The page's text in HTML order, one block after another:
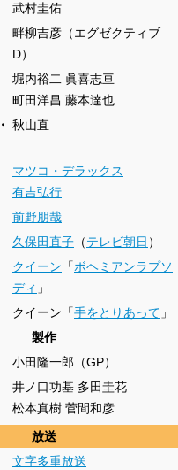
武村圭佑
畔柳吉彦 （エグゼクティブ
D）
堀内裕二 眞喜志亘
町田洋昌 藤本達也
秋山直
マツコ・デラックス
有吉弘行
前野朋哉
久保田直子 （テレビ朝日 ）
クイーン 「ボヘミアンラプソ
ディ 」
クイーン「手をとりあって 」
製作
小田隆一郎 （GP）
井ノ口功基 多田圭花
松本真樹 菅間和彦
放送
文字多重放送